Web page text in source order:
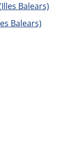
Balears)
Balears)